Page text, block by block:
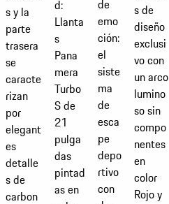
s y la
parte
trasera
se
caracte
rizan
por
elegant
es
detalle
s de
carbon
d:
Llanta
s
Pana
mera
Turbo
S de
21
pulga
das
pintad
as en
de
emo
ción:
el
siste
ma
de
esca
pe
depo
rtivo
con
s de
diseño
exclusi
vo con
un arco
lumino
so sin
compo
nentes
en
color
Rojo y